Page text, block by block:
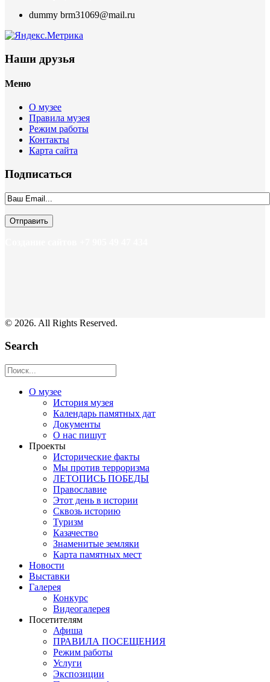
dummy brm31069@mail.ru
Наши друзья
Меню
О музее
Правила музея
Режим работы
Контакты
Карта сайта
Подписаться
© 2026. All Rights Reserved.
Search
О музее
История музея
Календарь памятных дат
Документы
О нас пишут
Проекты
Исторические факты
Мы против терроризма
ЛЕТОПИСЬ ПОБЕДЫ
Православие
Этот день в истории
Сквозь историю
Туризм
Казачество
Знаменитые земляки
Карта памятных мест
Новости
Выставки
Галерея
Конкурс
Видеогалерея
Посетителям
Афиша
ПРАВИЛА ПОСЕЩЕНИЯ
Режим работы
Услуги
Экспозиции